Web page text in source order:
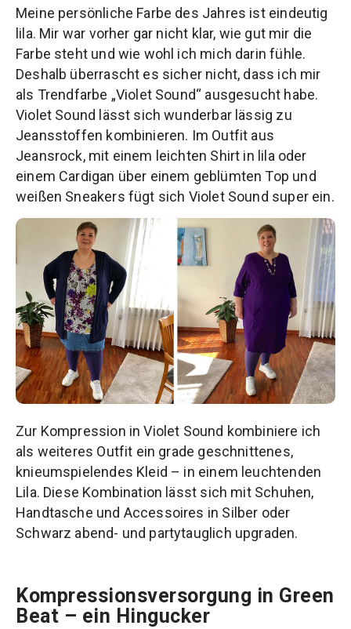
Meine persönliche Farbe des Jahres ist eindeutig
lila. Mir war vorher gar nicht klar, wie gut mir die
Farbe steht und wie wohl ich mich darin fühle.
Deshalb überrascht es sicher nicht, dass ich mir
als Trendfarbe „Violet Sound“ ausgesucht habe.
Violet Sound lässt sich wunderbar lässig zu
Jeansstoffen kombinieren. Im Outfit aus
Jeansrock, mit einem leichten Shirt in lila oder
einem Cardigan über einem geblümten Top und
weißen Sneakers fügt sich Violet Sound super ein.
Zur Kompression in Violet Sound kombiniere ich
als weiteres Outfit ein grade geschnittenes,
knieumspielendes Kleid – in einem leuchtenden
Lila. Diese Kombination lässt sich mit Schuhen,
Handtasche und Accessoires in Silber oder
Schwarz abend- und partytauglich upgraden.
Kompressionsversorgung in Green
Beat – ein Hingucker